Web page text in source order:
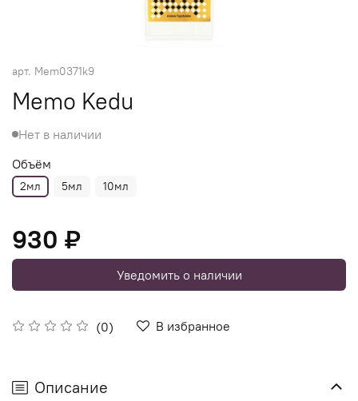
арт. Mem0371k9
Memo Kedu
(0) В избранное
Нет в наличии
Объём
2мл 5мл 10мл
930 ₽
Уведомить о наличии
Описание